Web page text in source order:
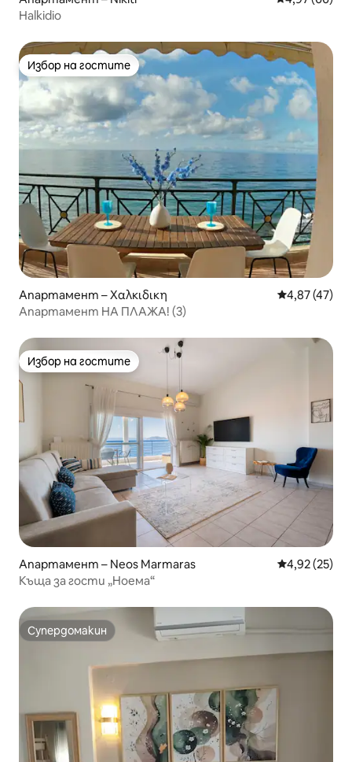
Halkidio
Избор на гостите
Избор на гостите
Апартамент – Χαλκιδικη Средна
4,87 (47)
Апартамент НА ПЛАЖА! (3)
Избор на гостите
Избор на гостите
Апартамент – Neos Marmaras Средна
4,92 (25)
Къща за гости „Ноема“
Супердомакин
Супердомакин